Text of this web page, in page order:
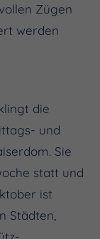
Zügen
werden
die
und
Sie
statt und
ist
Städten,